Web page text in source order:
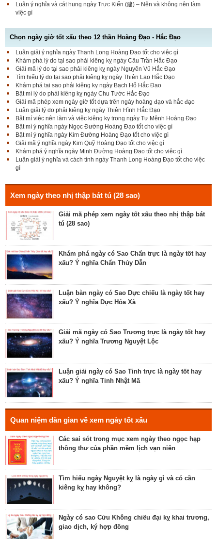
Luận ý nghĩa và cát hung ngày Trực Kiến (建) – Nên và không nên làm
việc gì
Chọn ngày giờ tốt xấu theo 12 thần Hoàng Đạo - Hắc Đạo
Luận giải ý nghĩa ngày Thanh Long Hoàng Đạo tốt cho việc gì
Khám phá lý do tại sao phải kiêng kỵ ngày Câu Trần Hắc Đạo
Giải mã lý do tại sao phải kiêng kỵ ngày Nguyên Vũ Hắc Đạo
Tìm hiểu lý do tại sao phải kiêng kỵ ngày Thiên Lao Hắc Đạo
Khám phá tại sao phải kiêng kỵ ngày Bạch Hổ Hắc Đạo
Bật mí lý do phải kiêng kỵ ngày Chu Tước Hắc Đạo
Giải mã phép xem ngày giờ tốt dựa trên ngày hoàng đạo và hắc đạo
Luận giải lý do phải kiêng kỵ ngày Thiên Hình Hắc Đạo
Bật mí việc nên làm và việc kiêng kỵ trong ngày Tư Mệnh Hoàng Đạo
Bật mí ý nghĩa ngày Ngọc Đường Hoàng Đạo tốt cho việc gì
Bật mí ý nghĩa ngày Kim Đường Hoàng Đạo tốt cho việc gì
Giải mã ý nghĩa ngày Kim Quỹ Hoàng Đạo tốt cho việc gì
Khám phá ý nghĩa ngày Minh Đường Hoàng Đạo tốt cho việc gì
Luận giải ý nghĩa và cách tính ngày Thanh Long Hoàng Đạo tốt cho việc
gì
Xem ngày theo nhị thập bát tú (28 sao)
Luận bàn Sao Phòng tốt hay xấu – Tính chất và ý
nghĩa Phòng Nhật Thố
Bật mí Sao Đê tốt hay xấu – Tính chất và ý nghĩa
Đê Thổ Lạc
Giải mã Sao Cang tốt hay xấu – Tính chất và ý
nghĩa Cang Kim long
nghĩa Giác Mộc Giao
Giải mã phép xem ngày tốt xấu theo nhị thập bát
tú (28 sao)
Khám phá ngày có Sao Chẩn trực là ngày tốt hay
xấu? Ý nghĩa Chẩn Thủy Dẫn
Luận bàn ngày có Sao Dực chiếu là ngày tốt hay
xấu? Ý nghĩa Dực Hỏa Xà
Giải mã ngày có Sao Trương trực là ngày tốt hay
xấu? Ý nghĩa Trương Nguyệt Lộc
Luận giải ngày có Sao Tinh trực là ngày tốt hay
xấu? Ý nghĩa Tinh Nhật Mã
Hé lộ ngày có Sao Liễu trực là ngày tốt hay xấu? Ý
nghĩa Liễu Thổ Chương
Luận bàn ngày có Sao Quỷ chiếu là ngày tốt hay
Bật mí ngày có Sao Tỉnh chiếu là ngày tốt hay
Giải mã ngày có Sao Sâm chiếu là ngày tốt hay
Quan niệm dân gian về xem ngày tốt xấu
hôn nhân, xuất hành, chữa bệnh
phúc, cầu tự, cầu thọ, cầu tài lộc
lễ cưới, khởi công, tu tạo nhà cửa
cho tế lễ, cầu phúc
cho xuất hành, giao dịch, cầu tài lộc
Các sai sót trong mục xem ngày theo ngọc hạp
thông thư của phần mềm lịch vạn niên
Tìm hiểu ngày Nguyệt kỵ là ngày gì và có cần
kiêng kỵ hay không?
Ngày có sao Cửu Không chiếu đại kỵ khai trương,
giao dịch, ký hợp đồng